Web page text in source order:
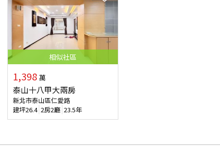
相似社區
1,398 萬
泰山十八甲大兩房
新北市泰山區仁愛路
建坪26.4 2房2廳 23.5年